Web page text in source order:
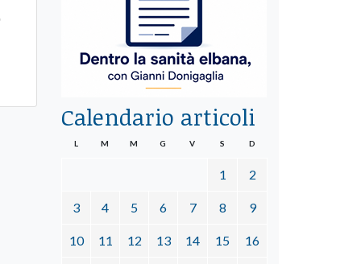
Calendario articoli
L M M G V S D
1 2
3 4 5 6 7 8 9
10 11 12 13 14 15 16